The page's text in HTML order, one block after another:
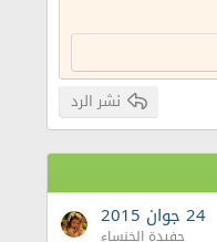
نشر الرد
24 جوان 2015
حفيدة الخنساء